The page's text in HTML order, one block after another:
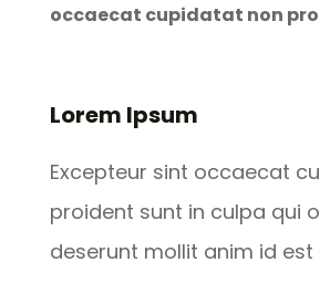
occaecat cupidatat non
Lorem Ipsum
Excepteur sint occaecat
proident sunt in culpa qui
deserunt mollit anim id est